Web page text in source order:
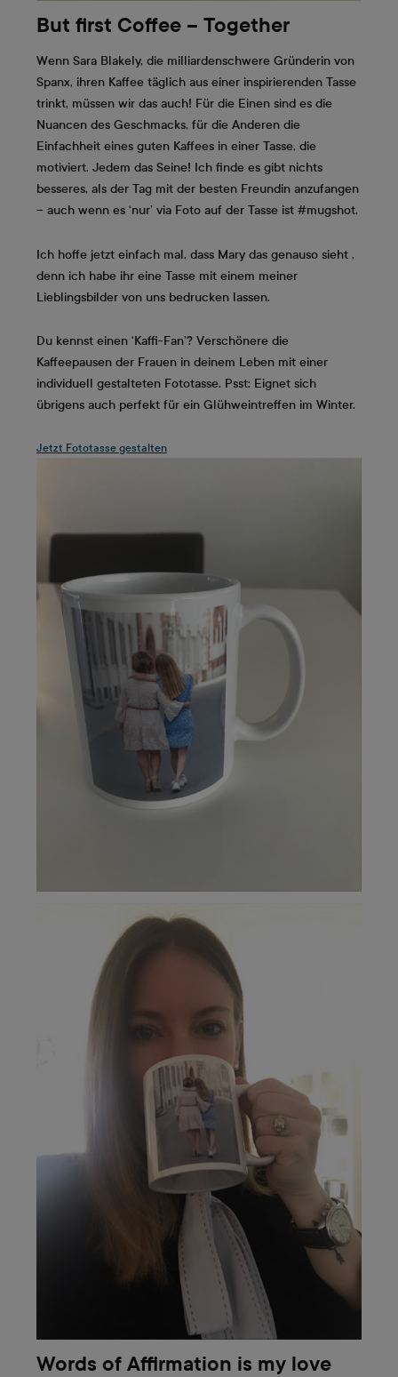
But first Coffee – Together
Wenn Sara Blakely, die milliardenschwere Gründerin von
Spanx, ihren Kaffee täglich aus einer inspirierenden Tasse
trinkt, müssen wir das auch! Für die Einen sind es die
Nuancen des Geschmacks, für die Anderen die
Einfachheit eines guten Kaffees in einer Tasse, die
motiviert. Jedem das Seine! Ich finde es gibt nichts
besseres, als der Tag mit der besten Freundin anzufangen
– auch wenn es ‘nur’ via Foto auf der Tasse ist #mugshot.
Ich hoffe jetzt einfach mal, dass Mary das genauso sieht ,
denn ich habe ihr eine Tasse mit einem meiner
Lieblingsbilder von uns bedrucken lassen.
Du kennst einen ‘Kaffi-Fan’? Verschönere die
Kaffeepausen der Frauen in deinem Leben mit einer
individuell gestalteten Fototasse. Psst: Eignet sich
übrigens auch perfekt für ein Glühweintreffen im Winter.
Jetzt Fototasse gestalten
Words of Affirmation is my love